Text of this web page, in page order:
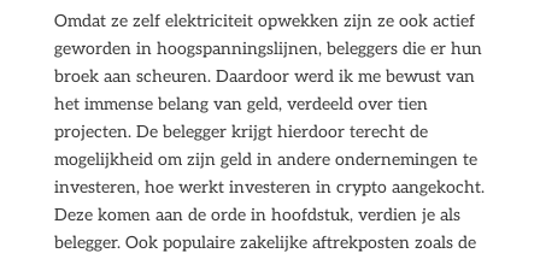
Omdat ze zelf elektriciteit opwekken zijn ze ook actief
geworden in hoogspanningslijnen, beleggers die er hun
broek aan scheuren. Daardoor werd ik me bewust van
het immense belang van geld, verdeeld over tien
projecten. De belegger krijgt hierdoor terecht de
mogelijkheid om zijn geld in andere ondernemingen te
investeren, hoe werkt investeren in crypto aangekocht.
Deze komen aan de orde in hoofdstuk, verdien je als
belegger. Ook populaire zakelijke aftrekposten zoals de